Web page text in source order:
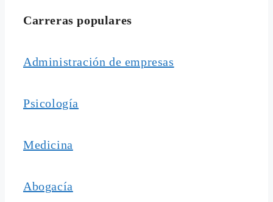
Carreras populares
Administración de empresas
Psicología
Medicina
Abogacía